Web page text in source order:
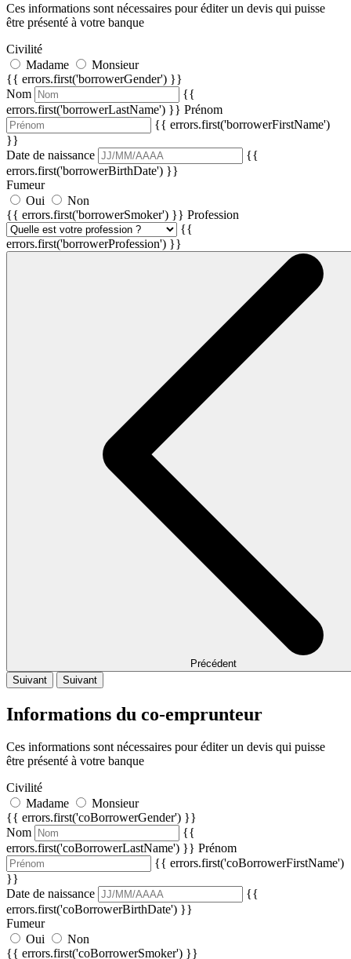
Ces informations sont nécessaires pour éditer un devis qui puisse
être présenté à votre banque
Civilité
Madame
Monsieur
{{ errors.first('borrowerGender') }}
Nom
{{
errors.first('borrowerLastName') }} Prénom
{{ errors.first('borrowerFirstName')
}}
Date de naissance
{{
errors.first('borrowerBirthDate') }}
Fumeur
Oui
Non
{{ errors.first('borrowerSmoker') }} Profession
{{
errors.first('borrowerProfession') }}
Précédent
Suivant
Suivant
Informations du co-emprunteur
Ces informations sont nécessaires pour éditer un devis qui puisse
être présenté à votre banque
Civilité
Madame
Monsieur
{{ errors.first('coBorrowerGender') }}
Nom
{{
errors.first('coBorrowerLastName') }} Prénom
{{ errors.first('coBorrowerFirstName')
}}
Date de naissance
{{
errors.first('coBorrowerBirthDate') }}
Fumeur
Oui
Non
{{ errors.first('coBorrowerSmoker') }}